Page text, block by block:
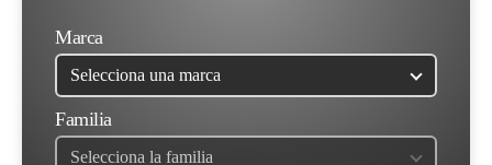
Marca
Familia